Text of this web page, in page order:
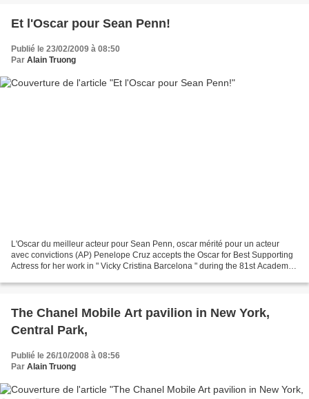
Et l'Oscar pour Sean Penn!
Publié le 23/02/2009 à 08:50
Par Alain Truong
L'Oscar du meilleur acteur pour Sean Penn, oscar mérité pour un acteur
avec convictions (AP) Penelope Cruz accepts the Oscar for Best Supporting
Actress for her work in " Vicky Cristina Barcelona " during the 81st Academy
The Chanel Mobile Art pavilion in New York,
Central Park,
Publié le 26/10/2008 à 08:56
Par Alain Truong